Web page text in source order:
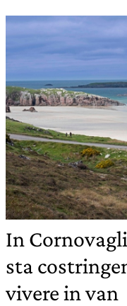
In
sta
vivere in van